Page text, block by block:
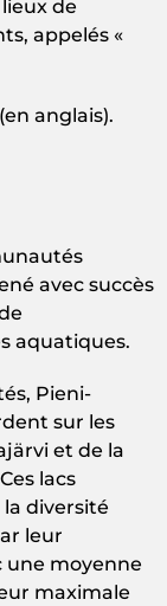
de
appelés «
(en anglais).
avec succès
aquatiques.
Pieni-
sur les
et de la
lacs
diversité
leur
une moyenne
maximale